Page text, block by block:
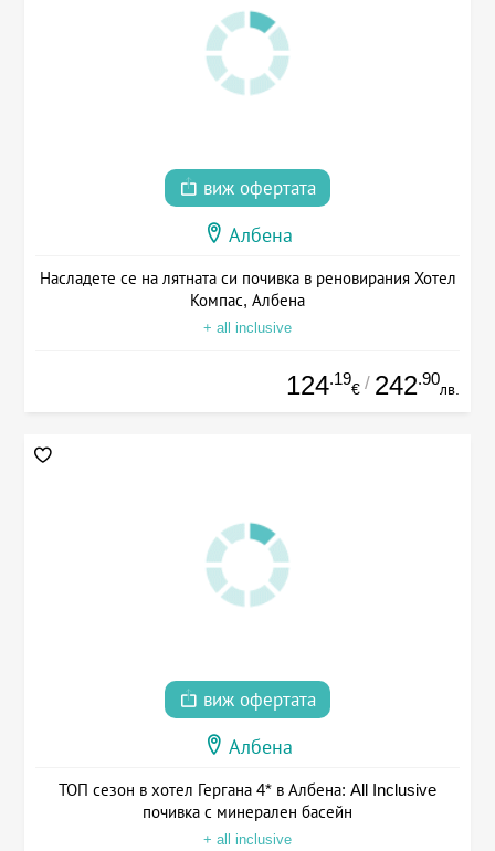
виж офертата
Албена
Насладете се на лятната си почивка в реновирания Хотел
Компас, Албена
+ all inclusive
124.19
€ / 242.90
лв.
виж офертата
Албена
ТОП сезон в хотел Гергана 4* в Албена: All Inclusive
почивка с минерален басейн
+ all inclusive